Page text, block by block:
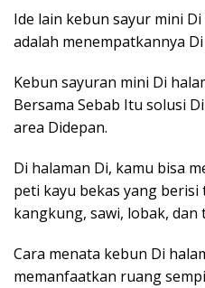
Ide lain kebun sayur mini
adalah menempatkannya
Kebun sayuran mini Di
Bersama Sebab Itu solusi
area Didepan.
Di halaman Di, kamu bisa
peti kayu bekas yang berisi
kangkung, sawi, lobak, dan
Cara menata kebun Di
memanfaatkan ruang